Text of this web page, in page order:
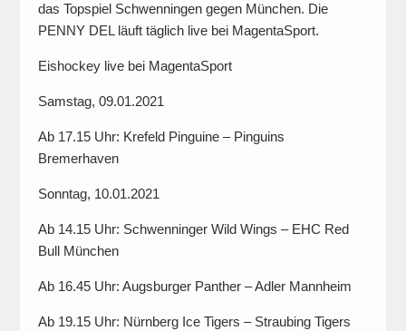
das Topspiel Schwenningen gegen München. Die
PENNY DEL läuft täglich live bei MagentaSport.
Eishockey live bei MagentaSport
Samstag, 09.01.2021
Ab 17.15 Uhr: Krefeld Pinguine – Pinguins
Bremerhaven
Sonntag, 10.01.2021
Ab 14.15 Uhr: Schwenninger Wild Wings – EHC Red
Bull München
Ab 16.45 Uhr: Augsburger Panther – Adler Mannheim
Ab 19.15 Uhr: Nürnberg Ice Tigers – Straubing Tigers